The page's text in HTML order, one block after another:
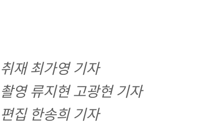
취재 최가영 기자
촬영 류지현 고광현 기자
편집 한송희 기자